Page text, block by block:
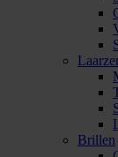
Brillen